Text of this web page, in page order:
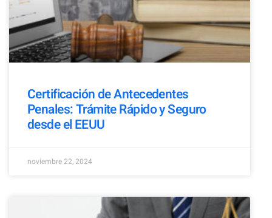
Certificación de Antecedentes
Penales: Trámite Rápido y Seguro
desde el EEUU
noviembre 22, 2024